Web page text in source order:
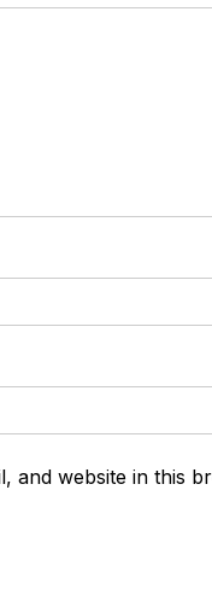
and website in this